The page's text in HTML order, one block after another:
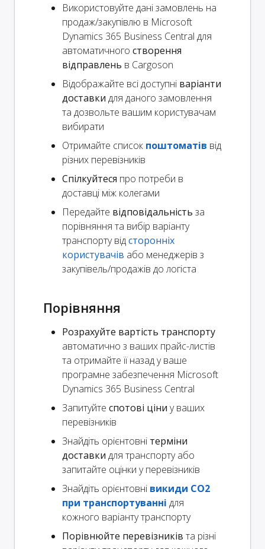
Використовуйте дані замовлень на
продаж/закупівлю в Microsoft
Dynamics 365 Business Central для
автоматичного створення
відправлень в Cargoson
Відображайте всі доступні варіанти
доставки для даного замовлення
та дозвольте вашим користувачам
вибирати
Отримайте список поштоматів від
різних перевізників
Спілкуйтеся про потреби в
доставці між колегами
Передайте відповідальність за
порівняння та вибір варіанту
транспорту відсторонніх
користувачів або менеджерів з
закупівель/продажів до логіста
Порівняння
Розрахуйте вартість транспорту
автоматично з ваших прайс-листів
та отримайте її назад у ваше
програмне забезпечення Microsoft
Dynamics 365 Business Central
Запитуйте спотові ціни у ваших
перевізників
Знайдіть орієнтовні терміни
доставки для транспорту або
запитайте оцінки у перевізників
Знайдіть орієнтовні викиди CO2
при транспортуванні для
кожного варіанту транспорту
Порівнюйте перевізників та різні